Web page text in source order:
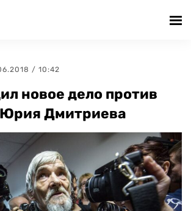
/ 10:42
новое дело против
Дмитриева